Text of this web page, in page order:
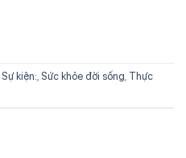
Sự kiện: Sức khỏe đời sống Thực